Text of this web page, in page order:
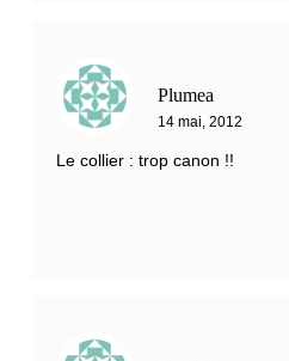
Plumea
14 mai, 2012
Le collier : trop canon !!